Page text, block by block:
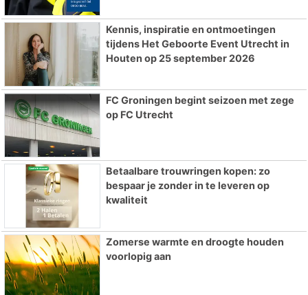
Kennis, inspiratie en ontmoetingen
tijdens Het Geboorte Event Utrecht in
Houten op 25 september 2026
FC Groningen begint seizoen met zege
op FC Utrecht
Betaalbare trouwringen kopen: zo
bespaar je zonder in te leveren op
kwaliteit
Zomerse warmte en droogte houden
voorlopig aan